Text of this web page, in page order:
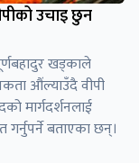
उचाइ छुन
खड्काले
औंल्याउँदै वीपी
मार्गदर्शनलाई
गर्नुपर्ने बताएका छन्।